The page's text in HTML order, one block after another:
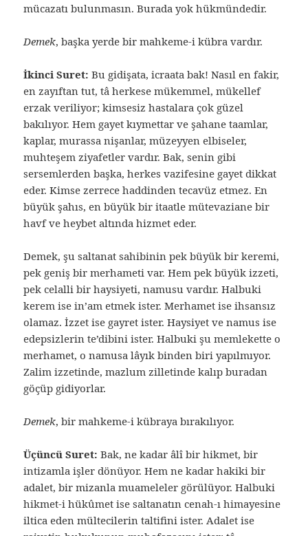
mücazatı bulunmasın. Burada yok hükmündedir.
Demek, başka yerde bir mahkeme-i kübra vardır.
İkinci Suret: Bu gidişata, icraata bak! Nasıl en fakir,
en zayıftan tut, tâ herkese mükemmel, mükellef
erzak veriliyor; kimsesiz hastalara çok güzel
bakılıyor. Hem gayet kıymettar ve şahane taamlar,
kaplar, murassa nişanlar, müzeyyen elbiseler,
muhteşem ziyafetler vardır. Bak, senin gibi
sersemlerden başka, herkes vazifesine gayet dikkat
eder. Kimse zerrece haddinden tecavüz etmez. En
büyük şahıs, en büyük bir itaatle mütevaziane bir
havf ve heybet altında hizmet eder.
Demek, şu saltanat sahibinin pek büyük bir keremi,
pek geniş bir merhameti var. Hem pek büyük izzeti,
pek celalli bir haysiyeti, namusu vardır. Halbuki
kerem ise in’am etmek ister. Merhamet ise ihsansız
olamaz. İzzet ise gayret ister. Haysiyet ve namus ise
edepsizlerin te’dibini ister. Halbuki şu memlekette o
merhamet, o namusa lâyık binden biri yapılmıyor.
Zalim izzetinde, mazlum zilletinde kalıp buradan
göçüp gidiyorlar.
Demek, bir mahkeme-i kübraya bırakılıyor.
Üçüncü Suret: Bak, ne kadar âlî bir hikmet, bir
intizamla işler dönüyor. Hem ne kadar hakiki bir
adalet, bir mizanla muameleler görülüyor. Halbuki
hikmet-i hükûmet ise saltanatın cenah-ı himayesine
iltica eden mültecilerin taltifini ister. Adalet ise